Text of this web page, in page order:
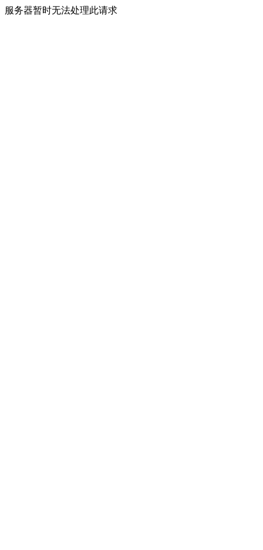
服务器暂时无法处理此请求